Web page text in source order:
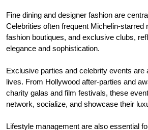
Fine dining and designer fashion are
Celebrities often frequent Michelin-starred
fashion boutiques, and exclusive clubs,
elegance and sophistication.
Exclusive parties and celebrity events are
lives. From Hollywood after-parties and
charity galas and film festivals, these
network, socialize, and showcase their
Lifestyle management are also essential